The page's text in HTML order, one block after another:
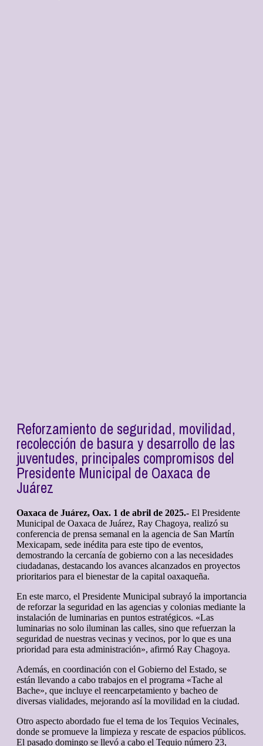
Reforzamiento de seguridad, movilidad,
recolección de basura y desarrollo de las
juventudes, principales compromisos del
Presidente Municipal de Oaxaca de
Juárez
Oaxaca de Juárez, Oax. 1 de abril de 2025.- El Presidente
Municipal de Oaxaca de Juárez, Ray Chagoya, realizó su
conferencia de prensa semanal en la agencia de San Martín
Mexicapam, sede inédita para este tipo de eventos,
demostrando la cercanía de gobierno con a las necesidades
ciudadanas, destacando los avances alcanzados en proyectos
prioritarios para el bienestar de la capital oaxaqueña.
En este marco, el Presidente Municipal subrayó la importancia
de reforzar la seguridad en las agencias y colonias mediante la
instalación de luminarias en puntos estratégicos. «Las
luminarias no solo iluminan las calles, sino que refuerzan la
seguridad de nuestras vecinas y vecinos, por lo que es una
prioridad para esta administración», afirmó Ray Chagoya.
Además, en coordinación con el Gobierno del Estado, se
están llevando a cabo trabajos en el programa «Tache al
Bache», que incluye el reencarpetamiento y bacheo de
diversas vialidades, mejorando así la movilidad en la ciudad.
Otro aspecto abordado fue el tema de los Tequios Vecinales,
donde se promueve la limpieza y rescate de espacios públicos.
El pasado domingo se llevó a cabo el Tequio número 23,